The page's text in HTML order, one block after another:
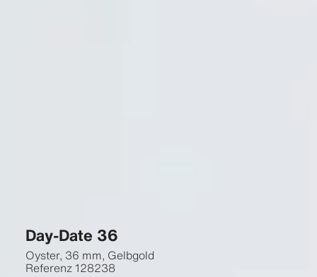
Day-Date 36
Oyster, 36 mm, Gelbgold
Referenz128238